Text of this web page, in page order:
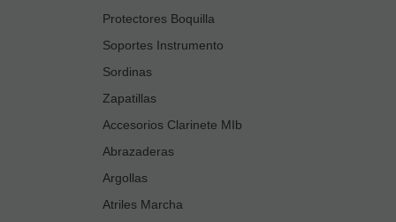
Protectores Boquilla
Soportes Instrumento
Sordinas
Zapatillas
Accesorios Clarinete MIb
Abrazaderas
Argollas
Atriles Marcha